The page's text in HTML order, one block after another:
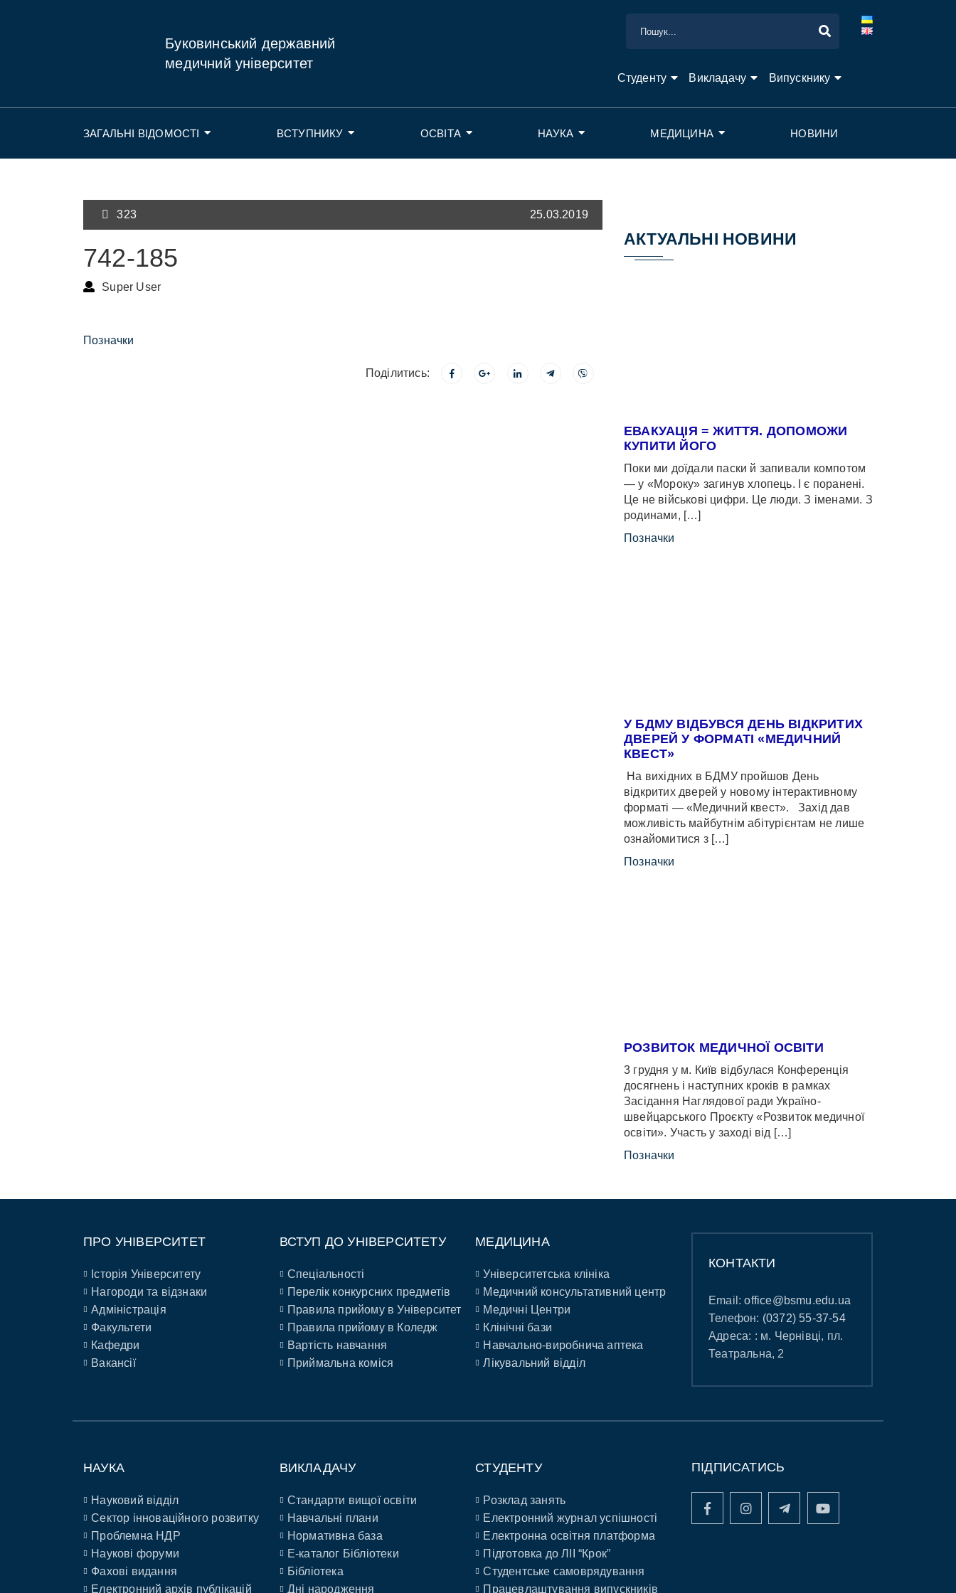
Буковинський державний
медичний університет
Студенту Викладачу Випускнику
ЗАГАЛЬНІ ВІДОМОСТІ ВСТУПНИКУ ОСВІТА НАУКА МЕДИЦИНА НОВИНИ
323 25.03.2019
742-185
Super User
Позначки
Поділитись:
АКТУАЛЬНІ НОВИНИ
ЕВАКУАЦІЯ = ЖИТТЯ. ДОПОМОЖИ
КУПИТИ ЙОГО
Поки ми доїдали паски й запивали компотом
— у «Мороку» загинув хлопець. І є поранені.
Це не військові цифри. Це люди. З іменами. З
родинами, […]
Позначки
У БДМУ ВІДБУВСЯ ДЕНЬ ВІДКРИТИХ
ДВЕРЕЙ У ФОРМАТІ «МЕДИЧНИЙ
КВЕСТ»
На вихідних в БДМУ пройшов День
відкритих дверей у новому інтерактивному
форматі — «Медичний квест». Захід дав
можливість майбутнім абітурієнтам не лише
ознайомитися з […]
Позначки
РОЗВИТОК МЕДИЧНОЇ ОСВІТИ
3 грудня у м. Київ відбулася Конференція
досягнень і наступних кроків в рамках
Засідання Наглядової ради Україно-
швейцарського Проєкту «Розвиток медичної
освіти». Участь у заході від […]
Позначки
ПРО УНІВЕРСИТЕТ
Історія Університету
Нагороди та відзнаки
Адміністрація
Факультети
Кафедри
Вакансії
ВСТУП ДО УНІВЕРСИТЕТУ
Спеціальності
Перелік конкурсних предметів
Правила прийому в Університет
Правила прийому в Коледж
Вартість навчання
Приймальна коміся
МЕДИЦИНА
Університетська клініка
Медичний консультативний центр
Медичні Центри
Клінічні бази
Навчально-виробнича аптека
Лікувальний відділ
КОНТАКТИ
Email:office@bsmu.edu.ua
Телефон: (0372) 55-37-54
Адреса: : м. Чернівці, пл.
Театральна, 2
НАУКА
Науковий відділ
Сектор інноваційного розвитку
Проблемна НДР
Наукові форуми
Фахові видання
Електронний архів публікацій
ВИКЛАДАЧУ
Стандарти вищої освіти
Навчальні плани
Нормативна база
E-каталог Бібліотеки
Бібліотека
Дні народження
СТУДЕНТУ
Розклад занять
Електронний журнал успішності
Електронна освітня платформа
Підготовка до ЛІІ “Крок”
Студентське самоврядування
Працевлаштування випускників
ПІДПИСАТИСЬ